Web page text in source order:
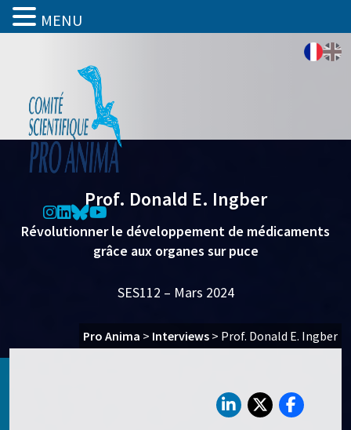
Prof. Donald E. Ingber
Révolutionner le développement de médicaments
grâce aux organes sur puce
SES112 – Mars 2024
Pro Anima > Interviews > Prof. Donald E. Ingber
MENU